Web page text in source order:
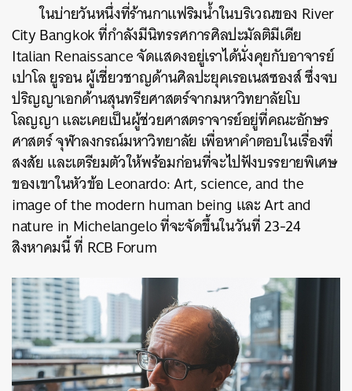
ในบ่ายวันหนึ่งที่ร้านกาแฟริมน้ำในบริเวณของ River
City Bangkok ที่กำลังมีนิทรรศการศิลปะมัลติมีเดีย
Italian Renaissance จัดแสดงอยู่เราได้นั่งคุยกับอาจารย์
เปาโล ยูรอน ผู้เชี่ยวชาญด้านศิลปะยุคเรอเนสซองส์ ซึ่งจบ
ปริญญาเอกด้านสุนทรียศาสตร์จากมหาวิทยาลัยโบ
โลญญา และเคยเป็นผู้ช่วยศาสตราจารย์อยู่ที่คณะอักษร
ศาสตร์ จุฬาลงกรณ์มหาวิทยาลัย เพื่อหาคำตอบในเรื่องที่
สงสัย และเตรียมตัวให้พร้อมก่อนที่จะไปฟังบรรยายพิเศษ
ของเขาในหัวข้อ Leonardo: Art, science, and the
image of the modern human being และ Art and
nature in Michelangelo ที่จะจัดขึ้นในวันที่ 23-24
สิงหาคมนี้ ที่ RCB Forum